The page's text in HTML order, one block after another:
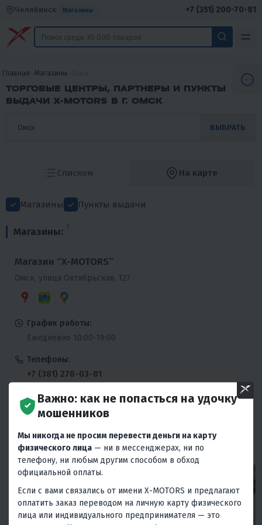
Челябинск Магазины +7 (351) 200-70-81
Главная Магазины
ТОРГОВЫЕ ЦЕНТРЫ, ПАРТНЕРЫ И ПУНКТЫ
ВЫДАЧИ X-MOTORS В Г. ОМСК
ВЫБРАТЬ
Списком На карте
Магазины Пункты выдачи
Магазины: 1
Магазин “X-MOTORS”
Омск, улица Октябрьская, 127
График работы:
Ежедневно 10:00-19:00
Телефоны:
+7 (381) 278-03-81
Сервисный центр:
Пн-Пт 10:00-19:00
Важно: как не попасться на удочку
мошенников
Мы никогда не просим перевести деньги на карту
физического лица — ни в мессенджерах, ни по
телефону, ни любым другим способом в обход
официальной оплаты.
Если с вами связались от имени X-MOTORS и предлагают
оплатить заказ переводом на личную карту физического
лица или индивидуального предпринимателя — это